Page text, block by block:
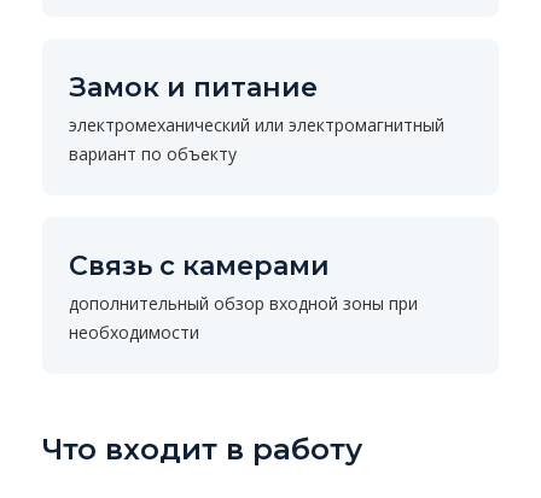
Замок и питание
электромеханический или электромагнитный
вариант по объекту
Связь с камерами
дополнительный обзор входной зоны при
необходимости
Что входит в работу